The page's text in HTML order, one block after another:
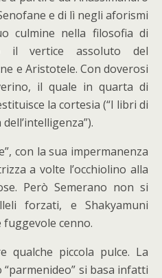
e di lì negli aforismi
culmine nella filosofia di
il vertice assoluto del
e Aristotele. Con doverosi
il quale in quarta di
la cortesia (“I libri di
con la sua impermanenza
a volte l’occhiolino alla
Però Semerano non si
forzati, e Shakyamuni
cenno.
qualche piccola pulce. La
si basa infatti